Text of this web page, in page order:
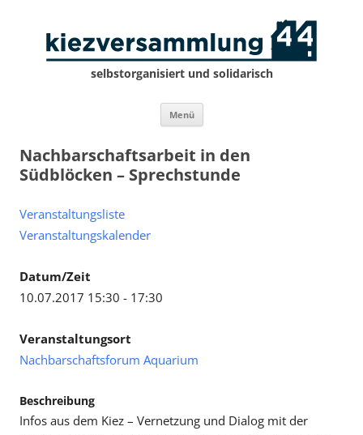
selbstorganisiert und solidarisch
Menü Zum
springen
Nachbarschaftsarbeit in den
Südblöcken – Sprechstunde
Veranstaltungsliste
Veranstaltungskalender
Datum/Zeit
10.07.2017 15:30 - 17:30
Veranstaltungsort
Nachbarschaftsforum Aquarium
Beschreibung
Infos aus dem Kiez – Vernetzung und Dialog mit der